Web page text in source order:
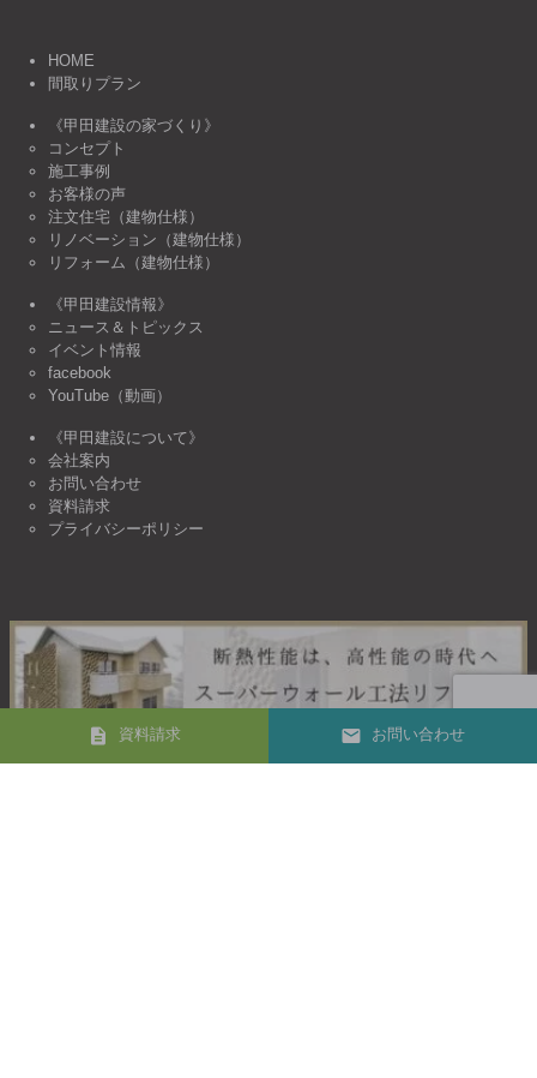
HOME
間取りプラン
《甲田建設の家づくり》
コンセプト
施工事例
お客様の声
注文住宅（建物仕様）
リノベーション（建物仕様）
リフォーム（建物仕様）
《甲田建設情報》
ニュース＆トピックス
イベント情報
facebook
YouTube（動画）
《甲田建設について》
会社案内
お問い合わせ
資料請求
プライバシーポリシー
資料請求 お問い合わせ